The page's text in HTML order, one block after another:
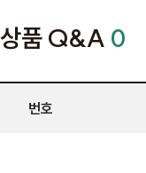
상품 Q&A 0
번호